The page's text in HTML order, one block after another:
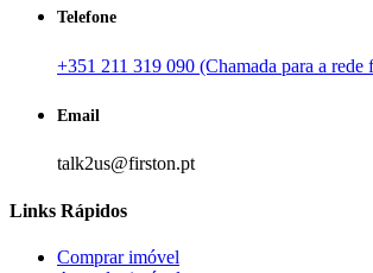
Telefone
+351 211 319 090 (Chamada para a rede
Email
talk2us@firston.pt
Links Rápidos
Comprar imóvel